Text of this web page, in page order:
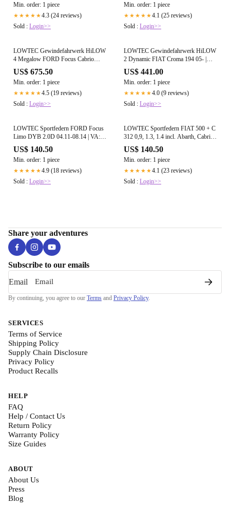
Min. order: 1 piece
★★★★★4.3 (24 reviews)
Sold : Login>>
Min. order: 1 piece
★★★★★4.1 (25 reviews)
Sold : Login>>
LOWTEC Gewindefahrwerk HiLOW
4 Megalow FORD Focus Cabrio
US$ 675.50
Min. order: 1 piece
★★★★★4.5 (19 reviews)
Sold : Login>>
LOWTEC Gewindefahrwerk HiLOW
2 Dynamic FIAT Croma 194 05- |
VA:0-70 HA: 20-60
US$ 441.00
Min. order: 1 piece
★★★★★4.0 (9 reviews)
Sold : Login>>
LOWTEC Sportfedern FORD Focus
Limo DYB 2.0D 04.11-08.14 | VA:20
HA: 20
US$ 140.50
Min. order: 1 piece
★★★★★4.9 (18 reviews)
Sold : Login>>
LOWTEC Sportfedern FIAT 500 + C
312 0,9, 1.3, 1.4 incl. Abarth, Cabrio
09.07- | VA:30 HA: 40
US$ 140.50
Min. order: 1 piece
★★★★★4.1 (23 reviews)
Sold : Login>>
Share your adventures
Subscribe to our emails
Email
By continuing, you agree to our Terms and Privacy Policy.
SERVICES
Terms of Service
Shipping Policy
Supply Chain Disclosure
Privacy Policy
Product Recalls
HELP
FAQ
Help / Contact Us
Return Policy
Warranty Policy
Size Guides
ABOUT
About Us
Press
Blog